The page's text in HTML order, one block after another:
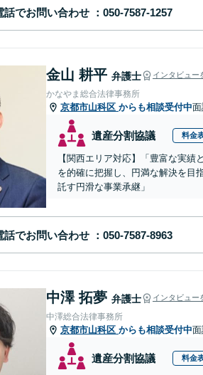
話でお問い合わせ
金山 耕平 弁護士 インタビュー
かなやま総合法律事務所
京都市山科区 からも相談受付中
遺産分割協議 料金
【関西エリア対応】「豊富な実
を的確に把握し、円満な解決を目
託す円滑な事業承継」
話でお問い合わせ
中澤 拓夢 弁護士 インタビュー
中澤総合法律事務所
京都市山科区 からも相談受付中
遺産分割協議 料金